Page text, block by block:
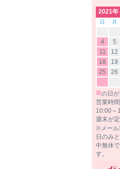
2021年
日 月
4
5
11
12
18
19
25
26
■の日が
営業時間
10:00～
週末が定
※メール
日のみ
中無休
す。